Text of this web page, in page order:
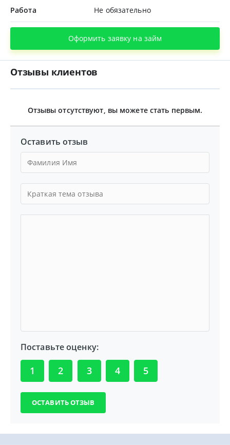
Работа Не обязательно
Оформить заявку на займ
Отзывы клиентов
Отзывы отсутствуют, вы можете стать первым.
Оставить отзыв
Поставьте оценку:
1 2 3 4 5